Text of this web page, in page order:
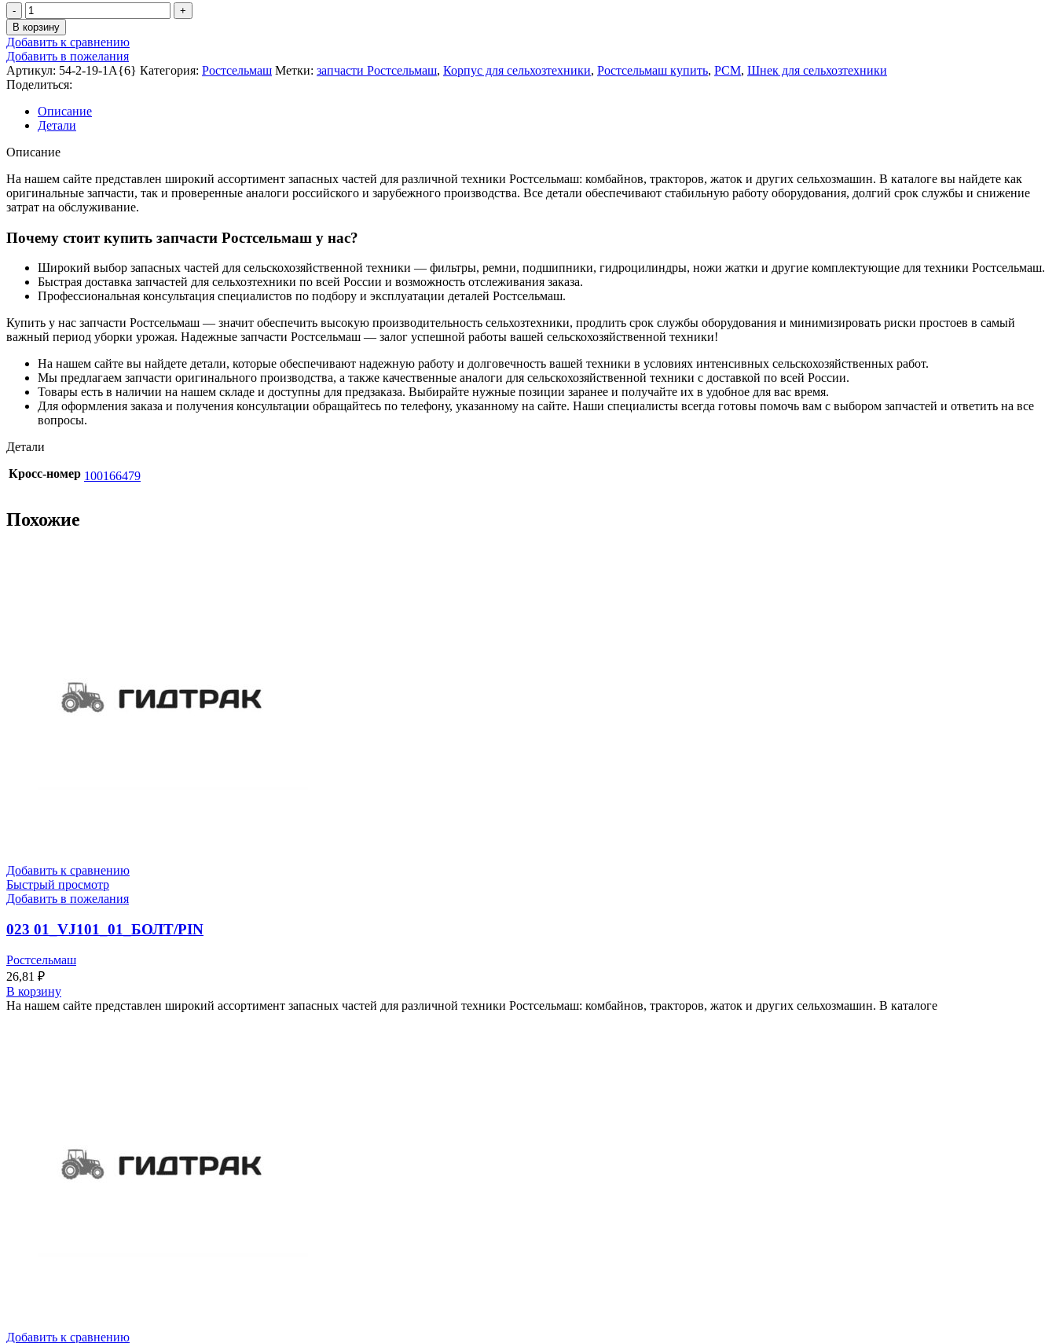
Количество
товара
54-
2-
19-
1А{6}
КОРПУС
ШНЕКА
В корзину
Добавить к сравнению
Добавить в пожелания
Артикул: 54-2-19-1А{6} Категория: Ростсельмаш Метки: запчасти Ростсельмаш, Корпус для сельхозтехники, Ростсельмаш купить, РСМ, Шнек для сельхозтехники
Поделиться:
Описание
Детали
Описание
На нашем сайте представлен широкий ассортимент запасных частей для различной техники Ростсельмаш: комбайнов, тракторов, жаток и других сельхозмашин. В каталоге вы найдете как
оригинальные запчасти, так и проверенные аналоги российского и зарубежного производства. Все детали обеспечивают стабильную работу оборудования, долгий срок службы и снижение
затрат на обслуживание.
Почему стоит купить запчасти Ростсельмаш у нас?
Широкий выбор запасных частей для сельскохозяйственной техники — фильтры, ремни, подшипники, гидроцилиндры, ножи жатки и другие комплектующие для техники Ростсельмаш.
Быстрая доставка запчастей для сельхозтехники по всей России и возможность отслеживания заказа.
Профессиональная консультация специалистов по подбору и эксплуатации деталей Ростсельмаш.
Купить у нас запчасти Ростсельмаш — значит обеспечить высокую производительность сельхозтехники, продлить срок службы оборудования и минимизировать риски простоев в самый
важный период уборки урожая. Надежные запчасти Ростсельмаш — залог успешной работы вашей сельскохозяйственной техники!
На нашем сайте вы найдете детали, которые обеспечивают надежную работу и долговечность вашей техники в условиях интенсивных сельскохозяйственных работ.
Мы предлагаем запчасти оригинального производства, а также качественные аналоги для сельскохозяйственной техники с доставкой по всей России.
Товары есть в наличии на нашем складе и доступны для предзаказа. Выбирайте нужные позиции заранее и получайте их в удобное для вас время.
Для оформления заказа и получения консультации обращайтесь по телефону, указанному на сайте. Наши специалисты всегда готовы помочь вам с выбором запчастей и ответить на все
вопросы.
Детали
Кросс-номер 100166479
Похожие
Добавить к сравнению
Быстрый просмотр
Добавить в пожелания
023 01_VJ101_01_БОЛТ/PIN
Ростсельмаш
26,81 ₽
В корзину
На нашем сайте представлен широкий ассортимент запасных частей для различной техники Ростсельмаш: комбайнов, тракторов, жаток и других сельхозмашин. В каталоге
Добавить к сравнению